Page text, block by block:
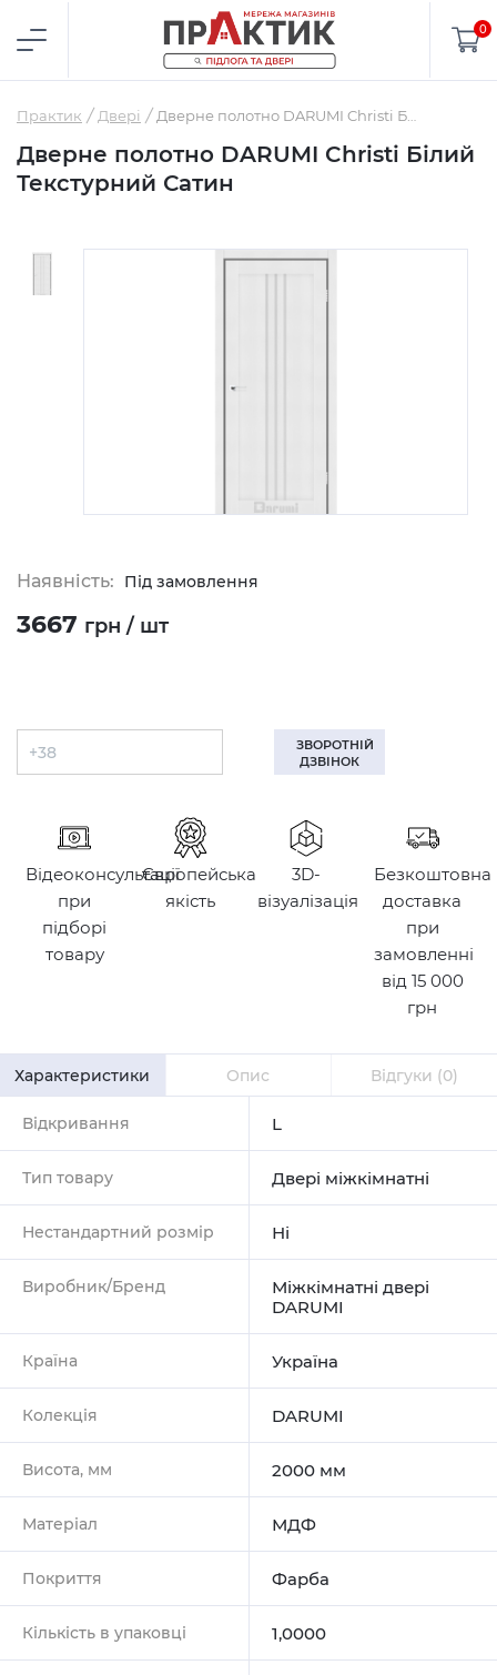
0
Практик Двері
Дверне полотно DARUMI Christi Білий
Текстурний Сатин
Наявність: Під замовлення
3667 грн / шт
ЗВОРОТНІЙ
ДЗВІНОК
Відеоконсультації
при
підборі
товару
Європейська
якість
3D-
візуалізація
Безкоштовна
доставка
при
замовленні
від 15 000
грн
Характеристики Опис Відгуки (0)
Відкривання L
Тип товару Двері міжкімнатні
Нестандартний розмір Ні
Виробник/Бренд
Міжкімнатні двері
DARUMI
Країна Україна
Колекція DARUMI
Висота, мм 2000 мм
Матеріал МДФ
Покриття Фарба
Кількість в упаковці 1,0000